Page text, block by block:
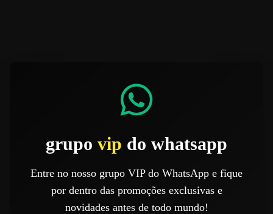
grupo vip do whatsapp
Entre no nosso grupo VIP do WhatsApp e fique
por dentro das promoções exclusivas e
novidades antes de todo mundo!